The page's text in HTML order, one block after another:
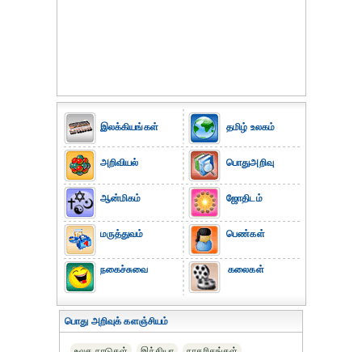
இலக்கியங்கள்
அறிவியல்
ஆன்மிகம்
மருத்துவம்
நகைச்சுவை
தமிழ் உலகம்
பொதுஅறிவு
ஜோதிடம்
பெண்கள்
கலைகள்
பொது அறிவுக் களஞ்சியம்